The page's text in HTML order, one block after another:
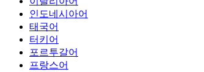
인도네시아어
태국어
터키어
포르투갈어
프랑스어